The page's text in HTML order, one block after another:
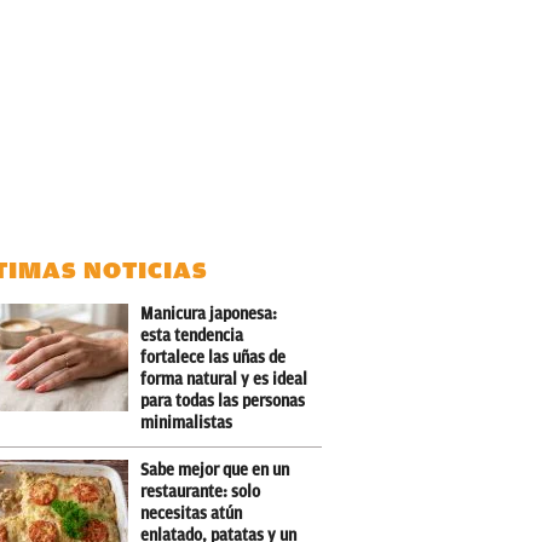
NOTICIAS
Manicura japonesa:
esta tendencia
fortalece las uñas de
forma natural y es ideal
para todas las personas
minimalistas
Sabe mejor que en un
restaurante: solo
necesitas atún
enlatado, patatas y un